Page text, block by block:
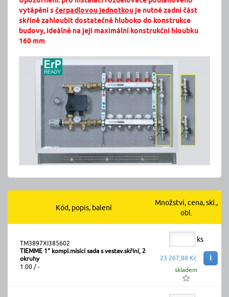
vytápění sčerpadlovou jednotkou je nutné zadní část
skříně zahloubit dostatečně hluboko do konstrukce
budovy, ideálně na její maximální konstrukční hloubku
160 mm
Kód, popis, balení
Množství, cena, skl.,
obl.
TM3897XI385602
TIEMME 1" kompl.mísící sada s vestav.skříní, 2
okruhy
1.00 / -
ks
23 267,88 Kč i
skladem